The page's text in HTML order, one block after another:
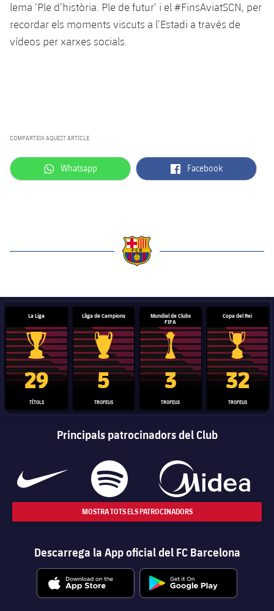
lema ‘Ple d’història. Ple de futur’ i el #FinsAviatSCN, per
recordar els moments viscuts a l’Estadi a través de
vídeos per xarxes socials.
COMPARTEIX AQUEST ARTICLE
label.aria.whatsapp
Whatsapp label.aria.facebook
Facebook
La Liga
Trofeu de la Liga
29
TÍTOLS
Lliga de Campions
Trofeu de la Lliga de Campions
5
TROFEUS
Mundial de Clubs
FIFA
Trofeu del Mundial de Clubs
3
TROFEUS
Copa del Rei
Copa del
32
TROFEUS
Principals patrocinadors del Club
MOSTRA TOTS ELS PATROCINADORS
Descarrega la App oficial del FC Barcelona